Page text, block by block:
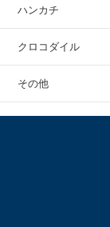
ハンカチ
クロコダイル
その他